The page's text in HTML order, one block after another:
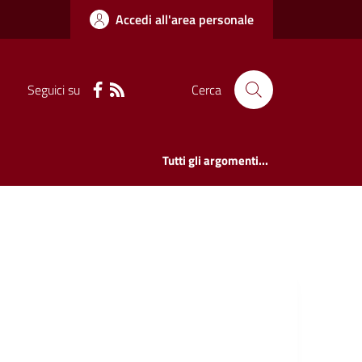
Accedi all'area personale
Seguici su Cerca
Tutti gli argomenti...